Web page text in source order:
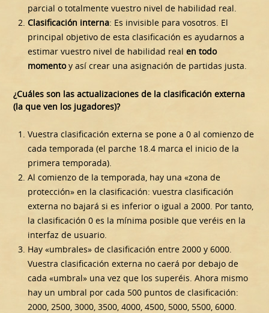
parcial o totalmente vuestro nivel de habilidad real.
Clasificación interna: Es invisible para vosotros. El
principal objetivo de esta clasificación es ayudarnos a
estimar vuestro nivel de habilidad realen todo
momentoy así crear una asignación de partidas justa.
¿Cuáles son las actualizaciones de la clasificación externa
(la que ven los jugadores)?
Vuestra clasificación externa se pone a 0 al comienzo de
cada temporada (el parche 18.4 marca el inicio de la
primera temporada).
Al comienzo de la temporada, hay una «zona de
protección» en la clasificación: vuestra clasificación
externa no bajará si es inferior o igual a 2000. Por tanto,
la clasificación 0 es la mínima posible que veréis en la
interfaz de usuario.
Hay «umbrales» de clasificación entre 2000 y 6000.
Vuestra clasificación externa no caerá por debajo de
cada «umbral» una vez que los superéis. Ahora mismo
hay un umbral por cada 500 puntos de clasificación:
2000, 2500, 3000, 3500, 4000, 4500, 5000, 5500, 6000.